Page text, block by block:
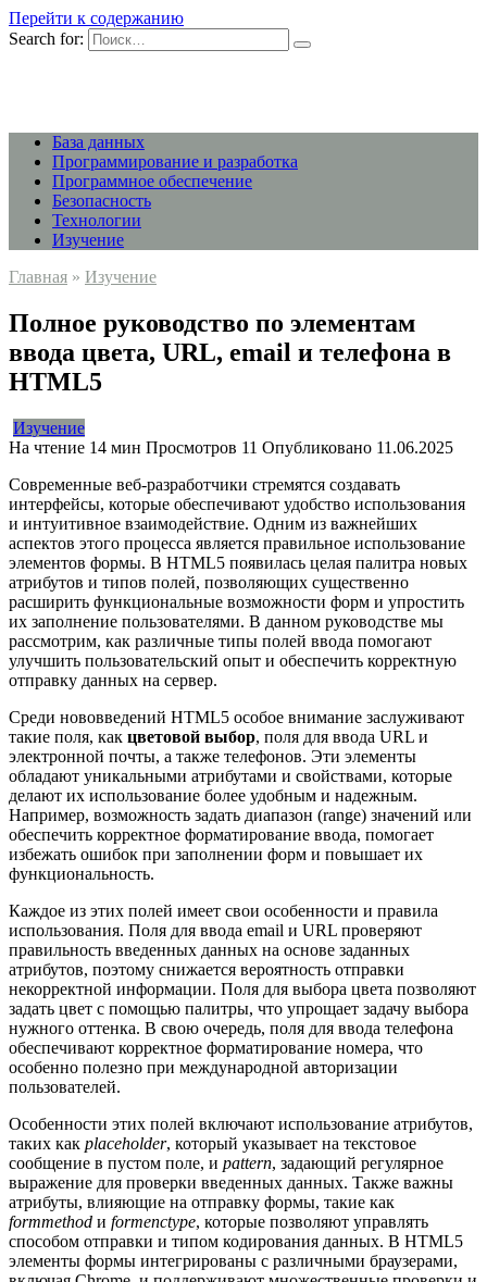
Перейти к содержанию
Search for:
База данных
Программирование и разработка
Программное обеспечение
Безопасность
Технологии
Изучение
Главная » Изучение
Полное руководство по элементам
ввода цвета, URL, email и телефона в
HTML5
Изучение
На чтение 14 мин Просмотров 11 Опубликовано 11.06.2025
Современные веб-разработчики стремятся создавать
интерфейсы, которые обеспечивают удобство использования
и интуитивное взаимодействие. Одним из важнейших
аспектов этого процесса является правильное использование
элементов формы. В HTML5 появилась целая палитра новых
атрибутов и типов полей, позволяющих существенно
расширить функциональные возможности форм и упростить
их заполнение пользователями. В данном руководстве мы
рассмотрим, как различные типы полей ввода помогают
улучшить пользовательский опыт и обеспечить корректную
отправку данных на сервер.
Среди нововведений HTML5 особое внимание заслуживают
такие поля, как цветовой выбор, поля для ввода URL и
электронной почты, а также телефонов. Эти элементы
обладают уникальными атрибутами и свойствами, которые
делают их использование более удобным и надежным.
Например, возможность задать диапазон (range) значений или
обеспечить корректное форматирование ввода, помогает
избежать ошибок при заполнении форм и повышает их
функциональность.
Каждое из этих полей имеет свои особенности и правила
использования. Поля для ввода email и URL проверяют
правильность введенных данных на основе заданных
атрибутов, поэтому снижается вероятность отправки
некорректной информации. Поля для выбора цвета позволяют
задать цвет с помощью палитры, что упрощает задачу выбора
нужного оттенка. В свою очередь, поля для ввода телефона
обеспечивают корректное форматирование номера, что
особенно полезно при международной авторизации
пользователей.
Особенности этих полей включают использование атрибутов,
таких как placeholder, который указывает на текстовое
сообщение в пустом поле, и pattern, задающий регулярное
выражение для проверки введенных данных. Также важны
атрибуты, влияющие на отправку формы, такие как
formmethod и formenctype, которые позволяют управлять
способом отправки и типом кодирования данных. В HTML5
элементы формы интегрированы с различными браузерами,